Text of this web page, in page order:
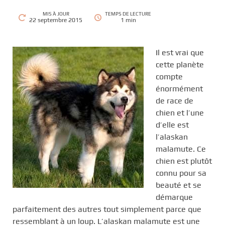
MIS À JOUR
22 septembre 2015
TEMPS DE LECTURE
1 min
Il est vrai que
cette planète
compte
énormément
de race de
chien et l’une
d’elle est
l’alaskan
malamute. Ce
chien est plutôt
connu pour sa
beauté et se
démarque
parfaitement des autres tout simplement parce que
ressemblant à un loup. L’alaskan malamute est une